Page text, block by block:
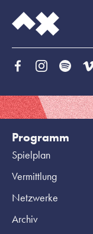
Programm
Spielplan
Vermittlung
Netzwerke
Archiv